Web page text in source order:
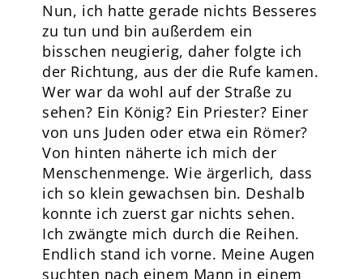
Nun, ich hatte gerade nichts Besseres
zu tun und bin außerdem ein
bisschen neugierig, daher folgte ich
der Richtung, aus der die Rufe kamen.
Wer war da wohl auf der Straße zu
sehen? Ein König? Ein Priester? Einer
von uns Juden oder etwa ein Römer?
Von hinten näherte ich mich der
Menschenmenge. Wie ärgerlich, dass
ich so klein gewachsen bin. Deshalb
konnte ich zuerst gar nichts sehen.
Ich zwängte mich durch die Reihen.
Endlich stand ich vorne. Meine Augen
suchten nach einem Mann in einem